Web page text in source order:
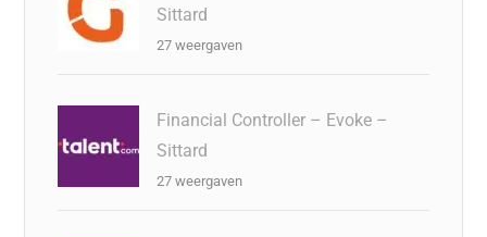
Sittard
27 weergaven
Financial Controller – Evoke –
Sittard
27 weergaven